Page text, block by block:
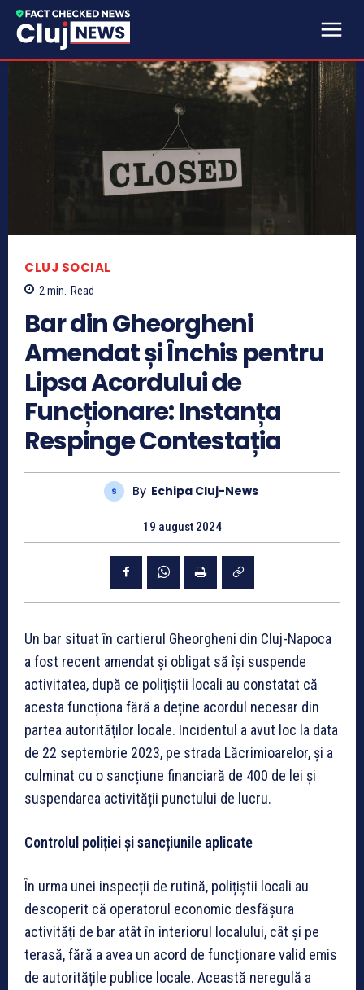
CLUJ SOCIAL
2 min. Read
Bar din Gheorgheni
Amendat și Închis pentru
Lipsa Acordului de
Funcționare: Instanța
Respinge Contestația
By Echipa Cluj-News
19 august 2024
Un bar situat în cartierul Gheorgheni din Cluj-Napoca
a fost recent amendat și obligat să își suspende
activitatea, după ce polițiștii locali au constatat că
acesta funcționa fără a deține acordul necesar din
partea autorităților locale. Incidentul a avut loc la data
de 22 septembrie 2023, pe strada Lăcrimioarelor, și a
culminat cu o sancțiune financiară de 400 de lei și
suspendarea activității punctului de lucru.
Controlul poliției și sancțiunile aplicate
În urma unei inspecții de rutină, polițiștii locali au
descoperit că operatorul economic desfășura
activități de bar atât în interiorul localului, cât și pe
terasă, fără a avea un acord de funcționare valid emis
de autoritățile publice locale. Această neregulă a